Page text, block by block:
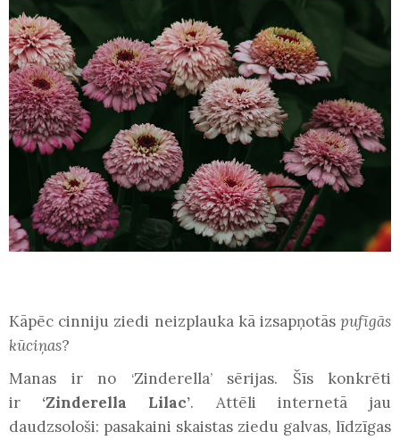
Kāpēc cinniju ziedi neizplauka kā izsapņotās pufīgās
kūciņas?
Manas ir no
‘Zinderella’sērijas. Šīs konkrēti
ir ‘Zinderella Lilac’. Attēli internetā jau
daudzsološi: pasakaini skaistas ziedu galvas, līdzīgas